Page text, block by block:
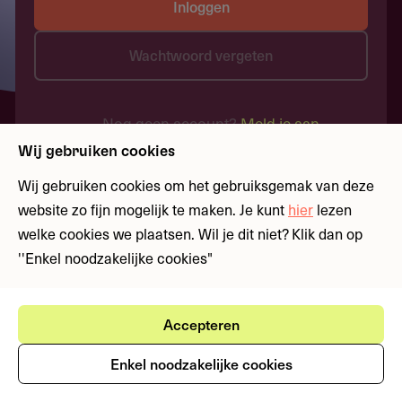
Inloggen
Wachtwoord vergeten
Nog geen account?Meld je aan
Wij gebruiken cookies
Wij gebruiken cookies om het gebruiksgemak van deze
website zo fijn mogelijk te maken. Je kunt hier lezen
welke cookies we plaatsen. Wil je dit niet? Klik dan op
''Enkel noodzakelijke cookies"
Accepteren
Enkel noodzakelijke cookies